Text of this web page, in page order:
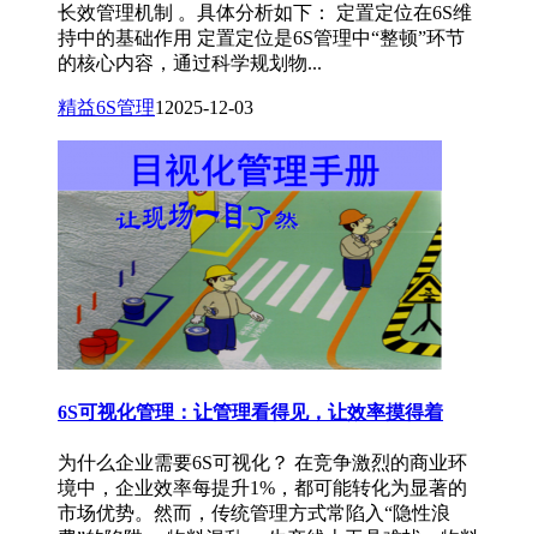
长效管理机制 。具体分析如下： 定置定位在6S维
持中的基础作用 定置定位是6S管理中“整顿”环节
的核心内容，通过科学规划物...
精益6S管理1 2025-12-03
6S可视化管理：让管理看得见，让效率摸得着
为什么企业需要6S可视化？ 在竞争激烈的商业环
境中，企业效率每提升1%，都可能转化为显著的
市场优势。然而，传统管理方式常陷入“隐性浪